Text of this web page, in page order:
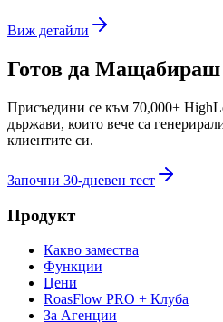
Виж детайли
Готов да
Присъедини се към 70,000+
държави, които вече са
клиентите си.
Започни 30-дневен тест
Продукт
Какво замества
Функции
Цени
RoasFlow PRO + Клуба
За Агенции